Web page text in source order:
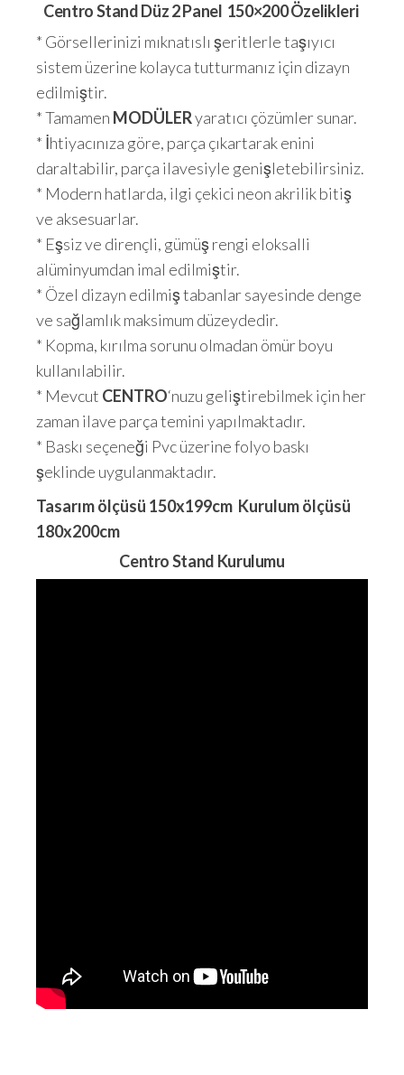
Centro Stand Düz 2 Panel 150×200 Özelikleri
* Görsellerinizi mıknatıslı şeritlerle taşıyıcı
sistem üzerine kolayca tutturmanız için dizayn
edilmiştir.
* Tamamen MODÜLERyaratıcı çözümler sunar.
* İhtiyacınıza göre, parça çıkartarak enini
daraltabilir, parça ilavesiyle genişletebilirsiniz.
* Modern hatlarda, ilgi çekici neon akrilik bitiş
ve aksesuarlar.
* Eşsiz ve dirençli, gümüş rengi eloksalli
alüminyumdan imal edilmiştir.
* Özel dizayn edilmiş tabanlar sayesinde denge
ve sağlamlık maksimum düzeydedir.
* Kopma, kırılma sorunu olmadan ömür boyu
kullanılabilir.
* Mevcut CENTRO‘nuzu geliştirebilmek için her
zaman ilave parça temini yapılmaktadır.
* Baskı seçeneği Pvc üzerine folyo baskı
şeklinde uygulanmaktadır.
Tasarım ölçüsü 150x199cm Kurulum ölçüsü
180x200cm
Centro Stand Kurulumu